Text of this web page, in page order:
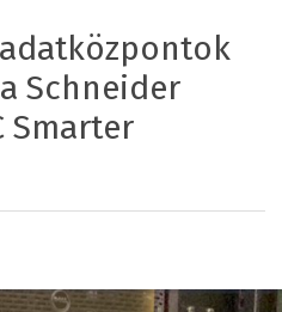
Schneider
Smarter